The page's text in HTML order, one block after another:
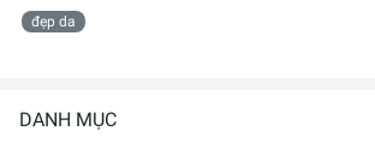
DANH MỤC
đẹp da